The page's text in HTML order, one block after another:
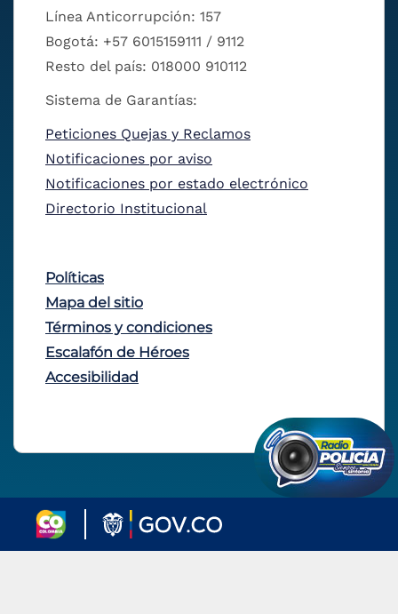
Línea Anticorrupción: 157
Bogotá: +57 6015159111 / 9112
Resto del país: 018000 910112
Sistema de Garantías:
Peticiones Quejas y Reclamos
Notificaciones por aviso
Notificaciones por estado electrónico
Directorio Institucional
Políticas
Mapa del sitio
Términos y condiciones
Escalafón de Héroes
Accesibilidad